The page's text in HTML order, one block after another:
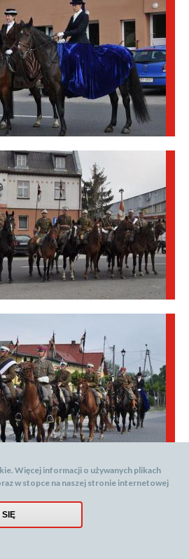
Więcej informacji o używanych plikach
w stopce na naszej stronie internetowej